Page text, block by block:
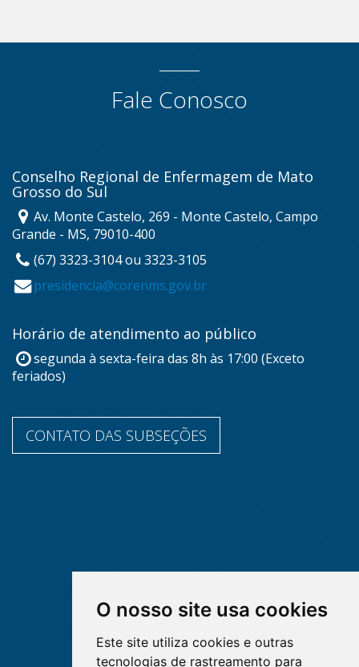
O nosso site usa cookies
Este site utiliza cookies e outras
tecnologias de rastreamento para
Fale Conosco
Conselho Regional de Enfermagem de Mato
Grosso do Sul
Av. Monte Castelo, 269 - Monte Castelo, Campo
Grande - MS, 79010-400
(67) 3323-3104 ou 3323-3105
presidencia@corenms.gov.br
Horário de atendimento ao público
segunda à sexta-feira das 8h às 17:00 (Exceto
feriados)
CONTATO DAS SUBSEÇÕES